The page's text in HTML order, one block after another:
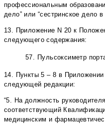
профессиональным
дело” или “сестринское дело в
13. Приложение N 20 к
следующего содержания:
57. Пульсоксиметр
14. Пункты 5 – 8 в
следующей редакции:
“5. На должность
соответствующий
медицинским и